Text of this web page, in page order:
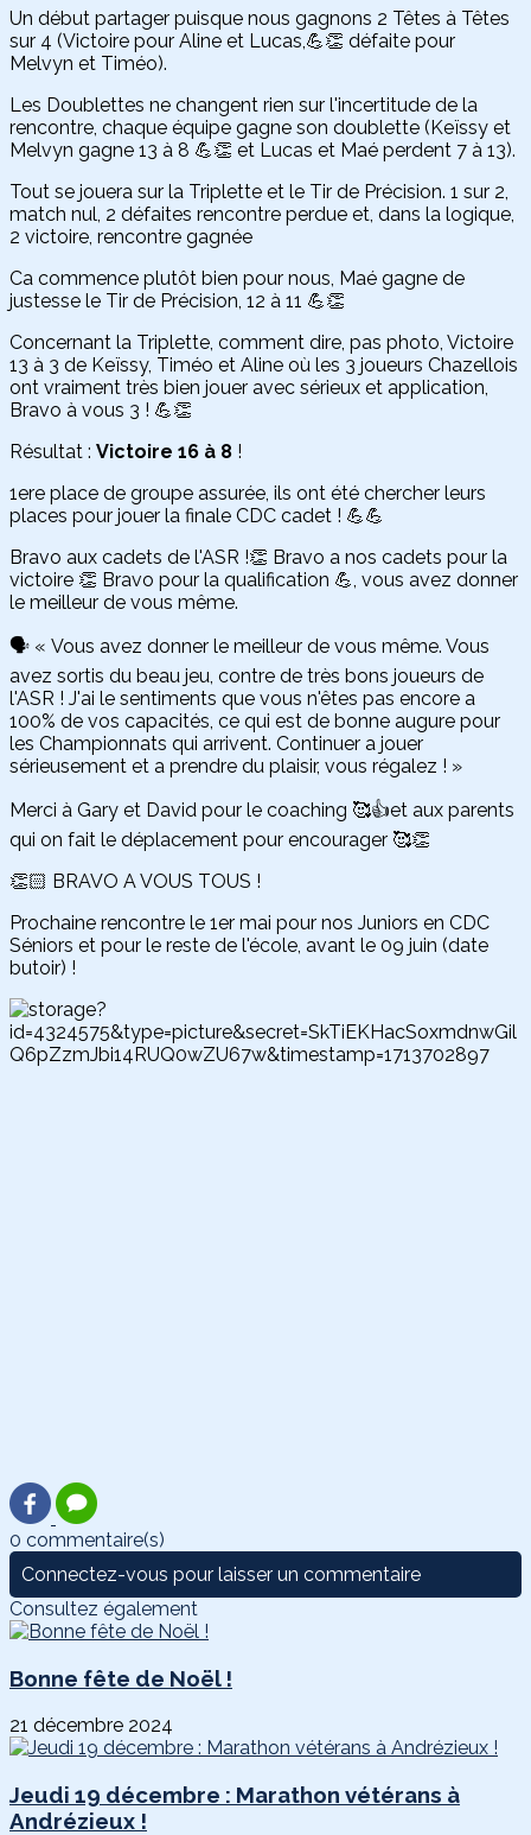
Un début partager puisque nous gagnons 2 Têtes à Têtes
sur 4 (Victoire pour Aline et Lucas,💪👏 défaite pour
Melvyn et Timéo).
Les Doublettes ne changent rien sur l'incertitude de la
rencontre, chaque équipe gagne son doublette (Keïssy et
Melvyn gagne 13 à 8 💪👏 et Lucas et Maé perdent 7 à 13).
Tout se jouera sur la Triplette et le Tir de Précision. 1 sur 2,
match nul, 2 défaites rencontre perdue et, dans la logique,
2 victoire, rencontre gagnée
Ca commence plutôt bien pour nous, Maé gagne de
justesse le Tir de Précision, 12 à 11 💪👏
Concernant la Triplette, comment dire, pas photo, Victoire
13 à 3 de Keïssy, Timéo et Aline où les 3 joueurs Chazellois
ont vraiment très bien jouer avec sérieux et application,
Bravo à vous 3 ! 💪👏
Résultat : Victoire 16 à 8 !
1ere place de groupe assurée, ils ont été chercher leurs
places pour jouer la finale CDC cadet ! 💪💪
Bravo aux cadets de l'ASR !👏 Bravo a nos cadets pour la
victoire 👏 Bravo pour la qualification 💪, vous avez donner
le meilleur de vous même.
🗣️ « Vous avez donner le meilleur de vous même. Vous
avez sortis du beau jeu, contre de très bons joueurs de
l'ASR ! J'ai le sentiments que vous n'êtes pas encore a
100% de vos capacités, ce qui est de bonne augure pour
les Championnats qui arrivent. Continuer a jouer
sérieusement et a prendre du plaisir, vous régalez ! »
Merci à Gary et David pour le coaching 🥰👍et aux parents
qui on fait le déplacement pour encourager 🥰👏
👏🏻 BRAVO A VOUS TOUS !
Prochaine rencontre le 1er mai pour nos Juniors en CDC
Séniors et pour le reste de l'école, avant le 09 juin (date
butoir) !
0 commentaire(s)
Connectez-vous pour laisser un commentaire
Consultez également
Bonne fête de Noël !
21 décembre 2024
Jeudi 19 décembre : Marathon vétérans à
Andrézieux !